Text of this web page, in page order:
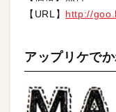
【URL】 http://
アップリケで